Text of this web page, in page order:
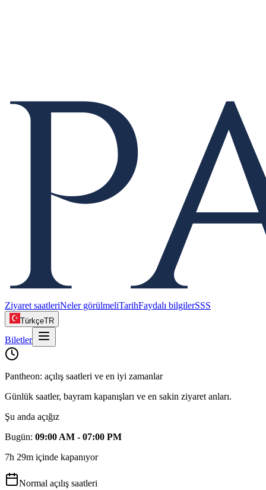
Ziyaret saatleriNeler görülmeliTarihFaydalı bilgilerSSS
TürkçeTR
Biletler
Pantheon: açılış saatleri ve en iyi zamanlar
Günlük saatler, bayram kapanışları ve en sakin ziyaret anları.
Şu anda açığız
Bugün: 09:00 AM - 07:00 PM
7h 29m içinde kapanıyor
Normal açılış saatleri